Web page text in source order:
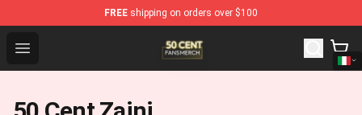
FREE shipping on orders over $100
Open menu
50 Cent Shop - Official 50 Cent Merchandise Store